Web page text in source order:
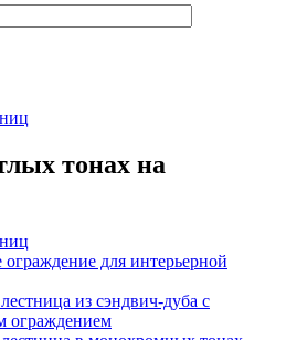
тонах на
ограждение для интерьерной
из сэндвич-дуба с
ограждением